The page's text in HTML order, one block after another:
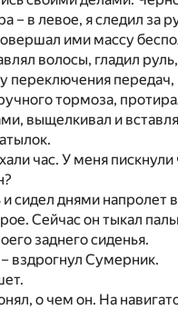
– в левое, я следил за
ими массу
волосы, гладил
переключения
тормоза,
выщелкивал и
час. У меня пискнули
сидел днями напролет
Сейчас он тыкал
заднего сиденья.
вздрогнул Сумерник.
о чем он. На